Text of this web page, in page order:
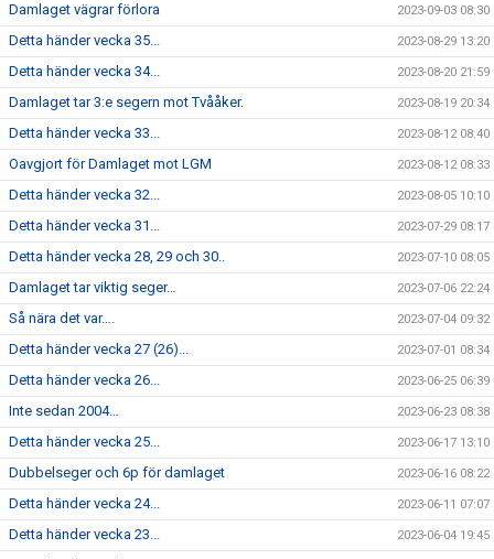
Damlaget vägrar förlora 2023-09-03 08:30
Detta händer vecka 35... 2023-08-29 13:20
Detta händer vecka 34... 2023-08-20 21:59
Damlaget tar 3:e segern mot Tvååker. 2023-08-19 20:34
Detta händer vecka 33... 2023-08-12 08:40
Oavgjort för Damlaget mot LGM 2023-08-12 08:33
Detta händer vecka 32... 2023-08-05 10:10
Detta händer vecka 31... 2023-07-29 08:17
Detta händer vecka 28, 29 och 30.. 2023-07-10 08:05
Damlaget tar viktig seger… 2023-07-06 22:24
Så nära det var…. 2023-07-04 09:32
Detta händer vecka 27 (26)... 2023-07-01 08:34
Detta händer vecka 26... 2023-06-25 06:39
Inte sedan 2004… 2023-06-23 08:38
Detta händer vecka 25... 2023-06-17 13:10
Dubbelseger och 6p för damlaget 2023-06-16 08:22
Detta händer vecka 24... 2023-06-11 07:07
Detta händer vecka 23... 2023-06-04 19:45